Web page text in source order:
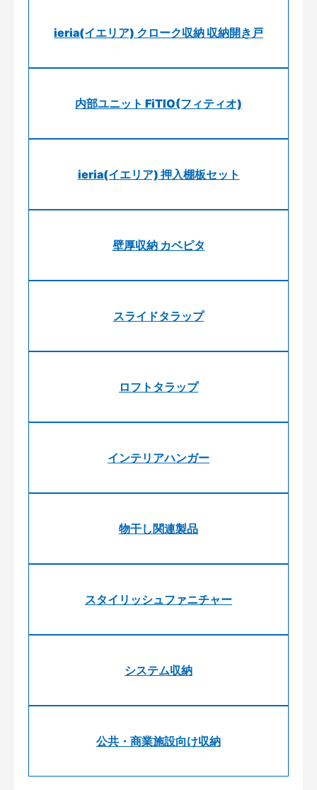
ieria(イエリア) クローク収納 収納開き戸
内部ユニット FiTIO(フィティオ)
ieria(イエリア) 押入棚板セット
壁厚収納 カベピタ
スライドタラップ
ロフトタラップ
インテリアハンガー
物干し関連製品
スタイリッシュファニチャー
システム収納
公共・商業施設向け収納